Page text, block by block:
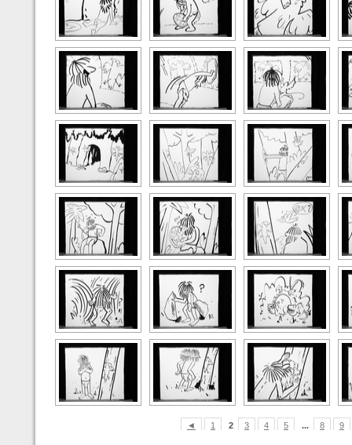
◄ 1 2 3 4 5 ... 8 9